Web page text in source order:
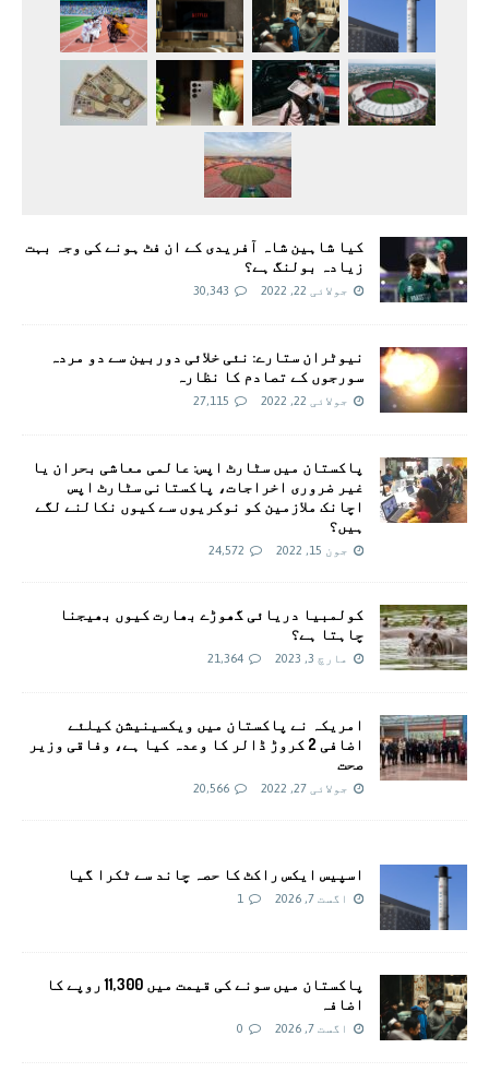
کیا شاہین شاہ آفریدی کے ان فٹ ہونے کی وجہ بہت
زیادہ بولنگ ہے؟
جولائی 22, 2022 30,343
نیوٹران ستارے: نئی خلائی دوربین سے دو مردہ
سورجوں کے تصادم کا نظارہ
جولائی 22, 2022 27,115
پاکستان میں سٹارٹ اپس: عالمی معاشی بحران یا
غیر ضروری اخراجات، پاکستانی سٹارٹ اپس
اچانک ملازمین کو نوکریوں سے کیوں نکالنے لگے
ہیں؟
جون 15, 2022 24,572
کولمبیا دریائی گھوڑے بھارت کیوں بھیجنا
چاہتا ہے؟
مارچ 3, 2023 21,364
امريکہ نے پاکستان میں ویکسینیشن کیلئے
اضافی 2 کروڑ ڈالر کا وعدہ کیا ہے، وفاقی وزیر
صحت
جولائی 27, 2022 20,566
اسپیس ایکس راکٹ کا حصہ چاند سے ٹکرا گیا
اگست 7, 2026 1
پاکستان میں سونے کی قیمت میں 11,300 روپے کا
اضافہ
اگست 7, 2026 0